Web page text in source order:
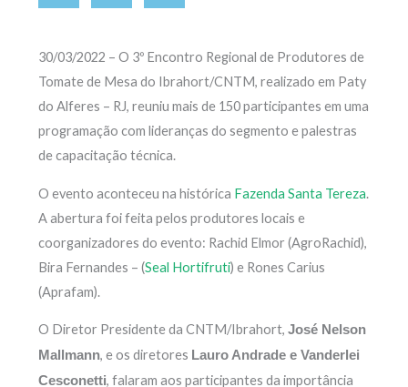
30/03/2022 – O 3º Encontro Regional de Produtores de
Tomate de Mesa do Ibrahort/CNTM, realizado em Paty
do Alferes – RJ, reuniu mais de 150 participantes em uma
programação com lideranças do segmento e palestras
de capacitação técnica.
O evento aconteceu na histórica Fazenda Santa Tereza.
A abertura foi feita pelos produtores locais e
coorganizadores do evento: Rachid Elmor (AgroRachid),
Bira Fernandes – (Seal Hortifruti) e Rones Carius
(Aprafam).
O Diretor Presidente da CNTM/Ibrahort,José Nelson
Mallmann, e os diretores Lauro Andrade e Vanderlei
Cesconetti, falaram aos participantes da importância